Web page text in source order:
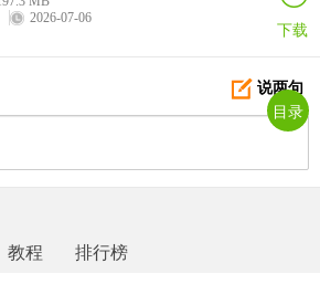
2026-07-06 下载
说两句
教程 排行榜
目录